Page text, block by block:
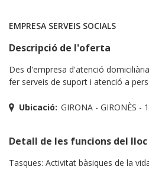
EMPRESA SERVEIS SOCIALS
Descripció de l'oferta
Des d'empresa d'atenció
fer serveis de suport i atenció a
Ubicació: GIRONA - GIRONÈS -
Detall de les funcions del
Tasques: Activitat bàsiques de la